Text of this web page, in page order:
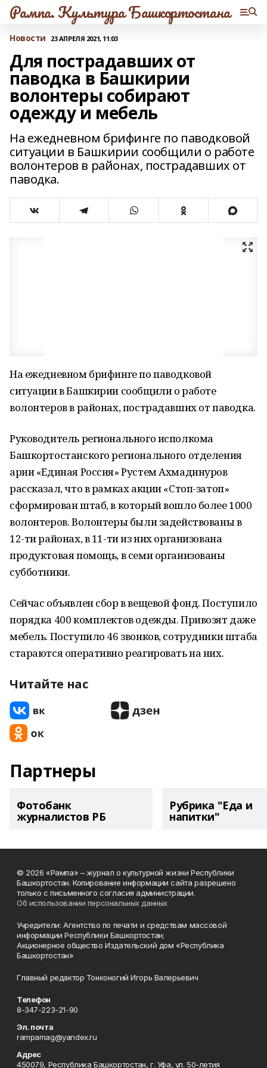
Рампа. Культура Башкортостана
Новости 23 АПРЕЛЯ 2021, 11:03
Для пострадавших от
паводка в Башкирии
волонтеры собирают
одежду и мебель
На ежедневном брифинге по паводковой
ситуации в Башкирии сообщили о работе
волонтеров в районах, пострадавших от
паводка.
На ежедневном брифинге по паводковой
ситуации в Башкирии сообщили о работе
волонтеров в районах, пострадавших от паводка.
Руководитель регионального исполкома
Башкортостанского регионального отделения
арии «Единая Россия» Рустем Ахмадинуров
рассказал, что в рамках акции «Стоп-затоп»
сформирован штаб, в который вошло более 1000
волонтеров. Волонтеры были задействованы в
12-ти районах, в 11-ти из них организована
продуктовая помощь, в семи организованы
субботники.
Сейчас объявлен сбор в вещевой фонд. Поступило
порядка 400 комплектов одежды. Привозят даже
мебель. Поступило 46 звонков, сотрудники штаба
стараются оперативно реагировать на них.
Читайте нас
Партнеры
Фотобанк
журналистов РБ
Рубрика "Еда и
напитки"
© 2026 «Рампа» – журнал о культурной жизни Республики
Башкортостан. Копирование информации сайта разрешено
только с письменного согласия администрации.
Об использовании персональных данных
Учредители: Агентство по печати и средствам массовой
информации Республики Башкортостан;
Акционерное общество Издательский дом «Республика
Башкортостан»
Главный редактор Тонконогий Игорь Валерьевич
Телефон
8-347-223-21-90
Эл. почта
rampamag@yandex.ru
Адрес
450079, Республика Башкортостан, г. Уфа, ул. 50-летия